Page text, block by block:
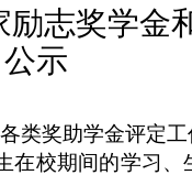
励志奖学金
公示
类奖助学金评定
校期间的学习